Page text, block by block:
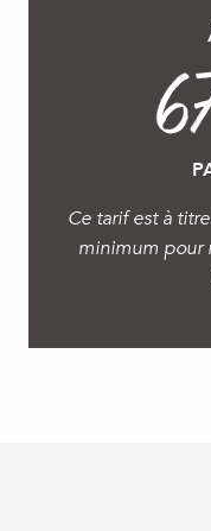
Ce tarif est à
minimum pour